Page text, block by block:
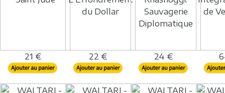
21 € 22 € 24 €